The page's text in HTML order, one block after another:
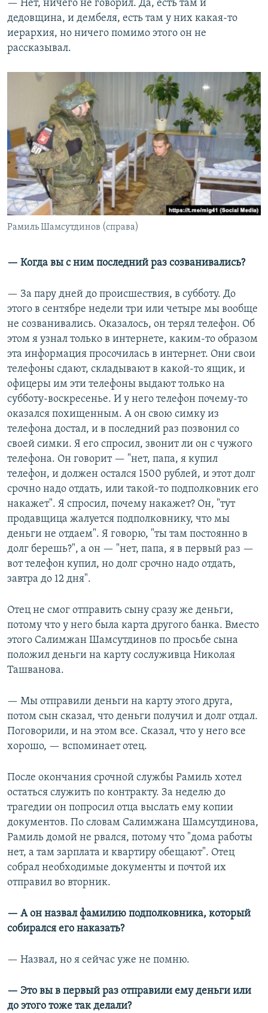
— Нет, ничего не говорил. Да, есть там и
дедовщина, и дембеля, есть там у них какая-то
иерархия, но ничего помимо этого он не
рассказывал.
Рамиль Шамсутдинов (справа)
— Когда вы с ним последний раз созванивались?
— За пару дней до происшествия, в субботу. До
этого в сентябре недели три или четыре мы вообще
не созванивались. Оказалось, он терял телефон. Об
этом я узнал только в интернете, каким-то образом
эта информация просочилась в интернет. Они свои
телефоны сдают, складывают в какой-то ящик, и
офицеры им эти телефоны выдают только на
субботу-воскресенье. И у него телефон почему-то
оказался похищенным. А он свою симку из
телефона достал, и в последний раз позвонил со
своей симки. Я его спросил, звонит ли он с чужого
телефона. Он говорит — "нет, папа, я купил
телефон, и должен остался 1500 рублей, и этот долг
срочно надо отдать, или такой-то подполковник его
накажет". Я спросил, почему накажет? Он, "тут
продавщица жалуется подполковнику, что мы
деньги не отдаем". Я говорю, "ты там постоянно в
долг берешь?", а он — "нет, папа, я в первый раз —
вот телефон купил, но долг срочно надо отдать,
завтра до 12 дня".
Отец не смог отправить сыну сразу же деньги,
потому что у него была карта другого банка. Вместо
этого Салимжан Шамсутдинов по просьбе сына
положил деньги на карту сослуживца Николая
Ташванова.
— Мы отправили деньги на карту этого друга,
потом сын сказал, что деньги получил и долг отдал.
Поговорили, и на этом все. Сказал, что у него все
хорошо, — вспоминает отец.
После окончания срочной службы Рамиль хотел
остаться служить по контракту. За неделю до
трагедии он попросил отца выслать ему копии
документов. По словам Салимжана Шамсутдинова,
Рамиль домой не рвался, потому что "дома работы
нет, а там зарплата и квартиру обещают". Отец
собрал необходимые документы и почтой их
отправил во вторник.
— А он назвал фамилию подполковника, который
собирался его наказать?
— Назвал, но я сейчас уже не помню.
— Это вы в первый раз отправили ему деньги или
до этого тоже так делали?